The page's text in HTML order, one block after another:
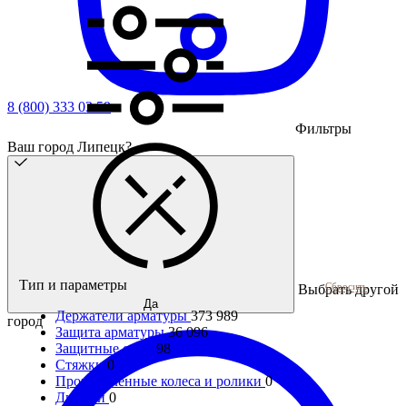
8 (800) 333 03 59
Ваш город Липецк?
Да
Выбрать другой
город
Фильтры
Тип и параметры Сбросить
Держатели арматуры373 989
Защита арматуры36 096
Защитные очки 98
Стяжки0
Промышленные колеса и ролики 0
Дюбели0